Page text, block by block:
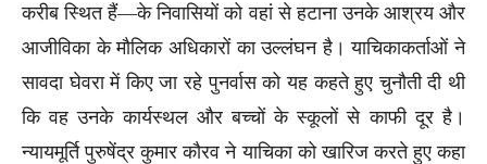
करीब स्थित हैं—के निवासियों को वहां से हटाना उनके आश्रय और
आजीविका के मौलिक अधिकारों का उल्लंघन है। याचिकाकर्ताओं ने
सावदा घेवरा में किए जा रहे पुनर्वास को यह कहते हुए चुनौती दी थी
कि वह उनके कार्यस्थल और बच्चों के स्कूलों से काफी दूर है।
न्यायमूर्ति पुरुषेंद्र कुमार कौरव ने याचिका को खारिज करते हुए कहा